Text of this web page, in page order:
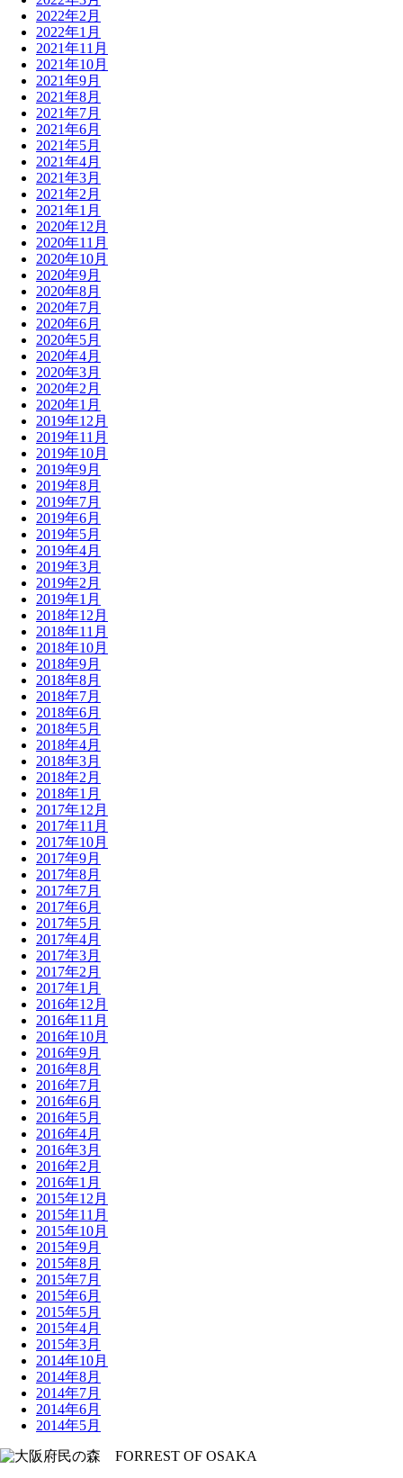
2022年2月
2022年1月
2021年11月
2021年10月
2021年9月
2021年8月
2021年7月
2021年6月
2021年5月
2021年4月
2021年3月
2021年2月
2021年1月
2020年12月
2020年11月
2020年10月
2020年9月
2020年8月
2020年7月
2020年6月
2020年5月
2020年4月
2020年3月
2020年2月
2020年1月
2019年12月
2019年11月
2019年10月
2019年9月
2019年8月
2019年7月
2019年6月
2019年5月
2019年4月
2019年3月
2019年2月
2019年1月
2018年12月
2018年11月
2018年10月
2018年9月
2018年8月
2018年7月
2018年6月
2018年5月
2018年4月
2018年3月
2018年2月
2018年1月
2017年12月
2017年11月
2017年10月
2017年9月
2017年8月
2017年7月
2017年6月
2017年5月
2017年4月
2017年3月
2017年2月
2017年1月
2016年12月
2016年11月
2016年10月
2016年9月
2016年8月
2016年7月
2016年6月
2016年5月
2016年4月
2016年3月
2016年2月
2016年1月
2015年12月
2015年11月
2015年10月
2015年9月
2015年8月
2015年7月
2015年6月
2015年5月
2015年4月
2015年3月
2014年10月
2014年8月
2014年7月
2014年6月
2014年5月